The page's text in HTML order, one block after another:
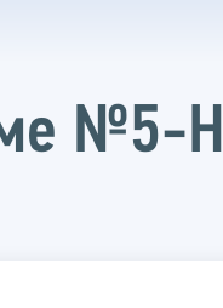
№5-